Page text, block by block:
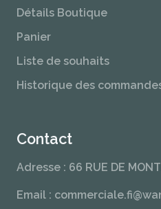
Détails Boutique
Panier
Liste de souhaits
Historique des
Contact
Adresse : 66 RUE DE
Email :